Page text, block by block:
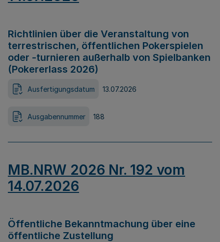
Richtlinien über die Veranstaltung von
terrestrischen, öffentlichen Pokerspielen
oder -turnieren außerhalb von Spielbanken
(Pokererlass 2026)
Ausfertigungsdatum 13.07.2026
Ausgabennummer 188
MB.NRW 2026 Nr. 192 vom
14.07.2026
Öffentliche Bekanntmachung über eine
öffentliche Zustellung